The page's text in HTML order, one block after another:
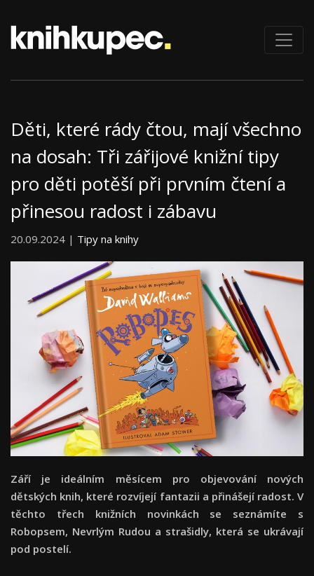
Děti, které rády čtou, mají všechno
na dosah: Tři zářijové knižní tipy
pro děti potěší při prvním čtení a
přinesou radost i zábavu
20.09.2024 | Tipy na knihy
Září je ideálním měsícem pro objevování nových
dětských knih, které rozvíjejí fantazii a přinášejí radost. V
těchto třech knižních novinkách se seznámíte s
Robopsem, Nevrlým Rudou a strašidly, která se ukrávají
pod postelí.